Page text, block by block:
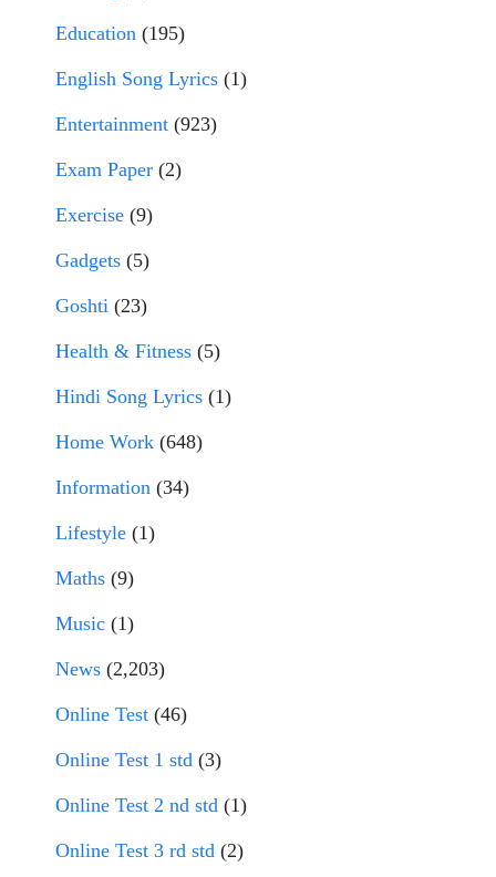
Education (195)
English Song Lyrics (1)
Entertainment (923)
Exam Paper (2)
Exercise (9)
Gadgets (5)
Goshti (23)
Health & Fitness (5)
Hindi Song Lyrics (1)
Home Work (648)
Information (34)
Lifestyle (1)
Maths (9)
Music (1)
News (2,203)
Online Test (46)
Online Test 1 std (3)
Online Test 2 nd std (1)
Online Test 3 rd std (2)